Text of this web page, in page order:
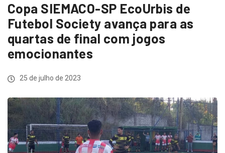
Copa SIEMACO-SP EcoUrbis de
Futebol Society avança para as
quartas de final com jogos
emocionantes
25 de julho de 2023